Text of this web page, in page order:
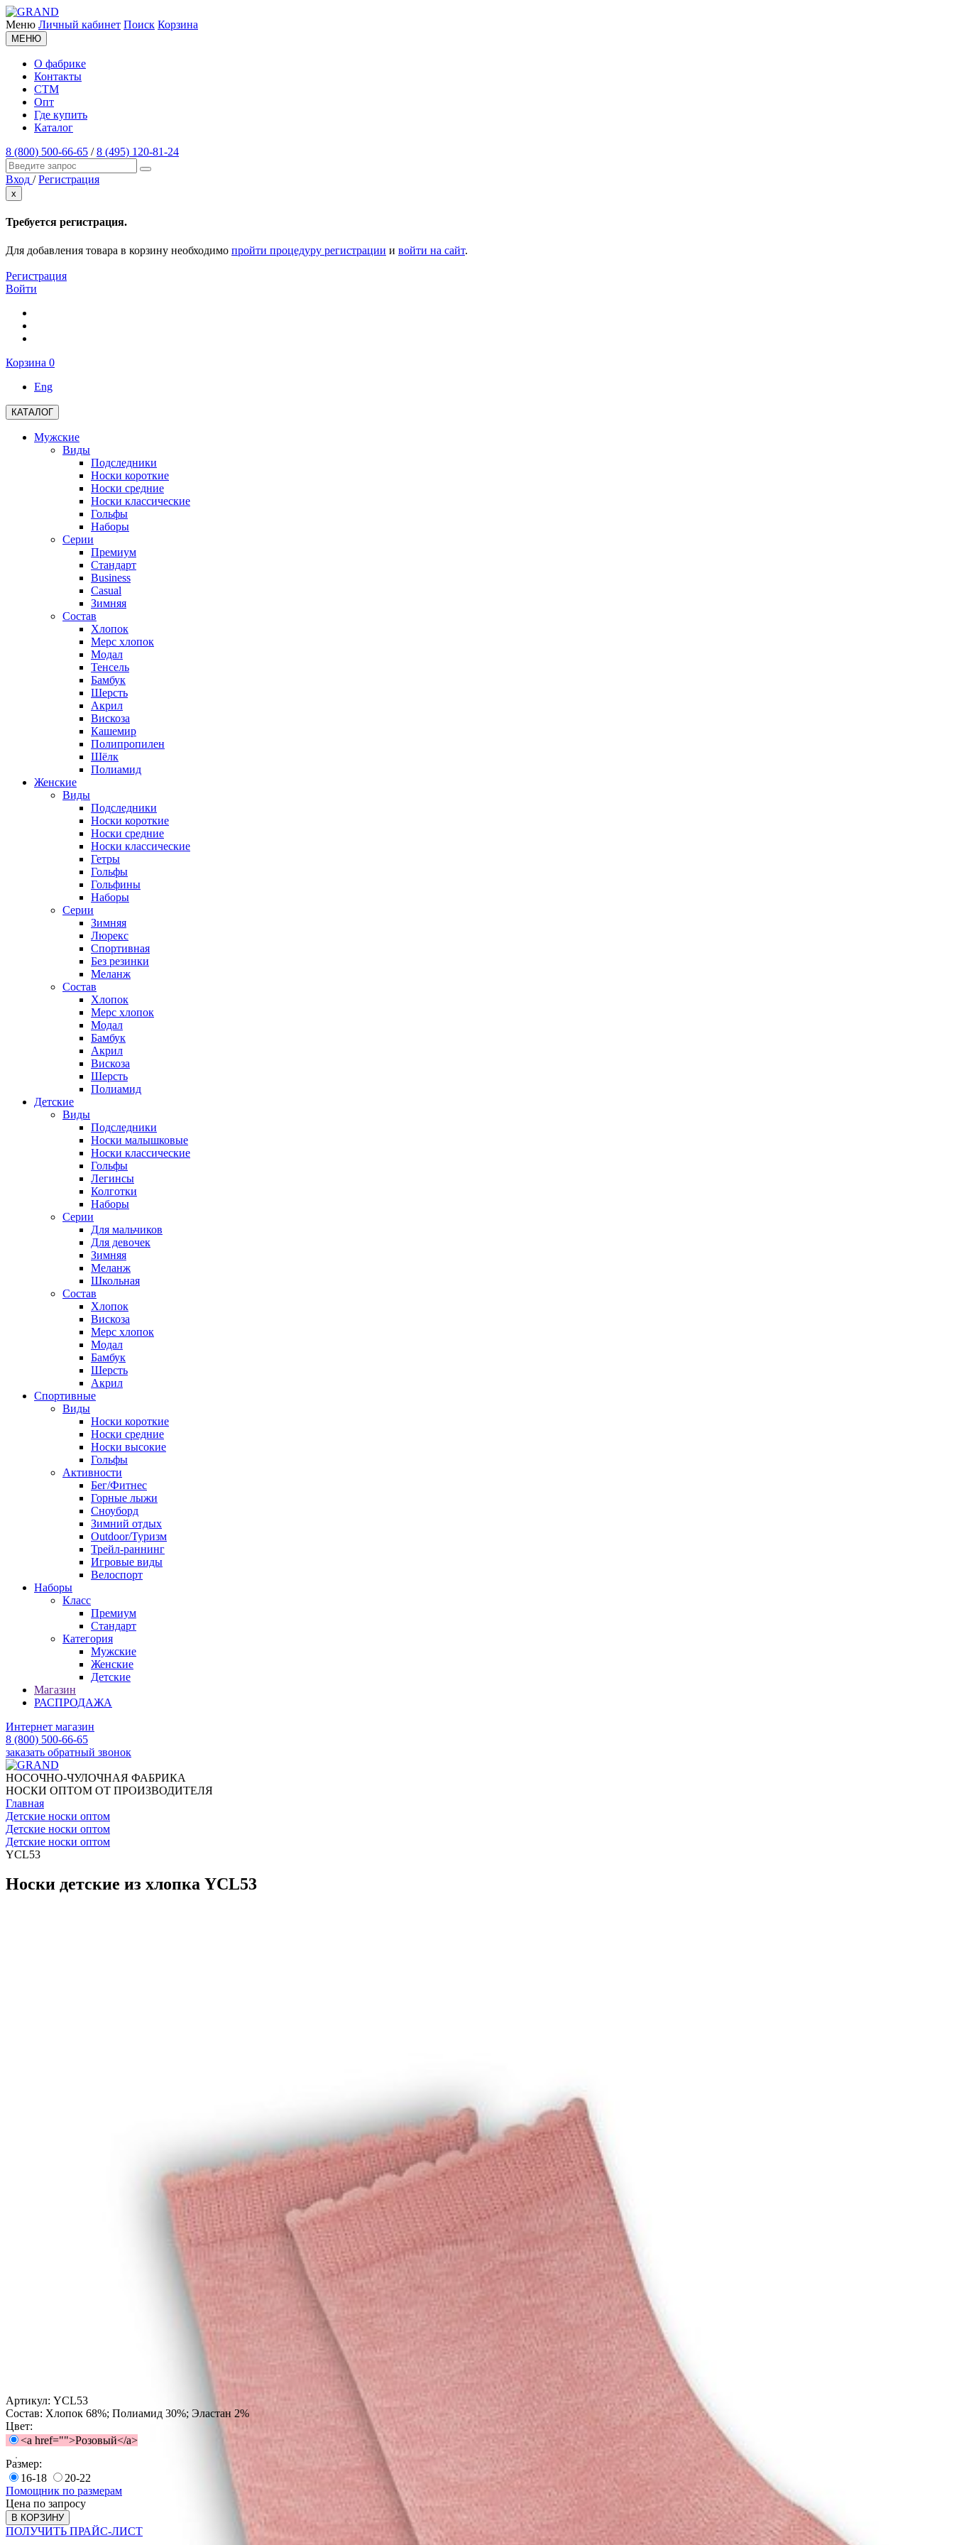
Меню Личный кабинет Поиск Корзина
МЕНЮ
О фабрике
Контакты
СТМ
Опт
Где купить
Каталог
8 (800) 500-66-65 /8 (495) 120-81-24
Вход / Регистрация
x
Требуется регистрация.
Для добавления товара в корзину необходимо пройти процедуру регистрации и войти на сайт.
Регистрация
Войти
Корзина 0
Eng
КАТАЛОГ
Мужские
Виды
Подследники
Носки короткие
Носки средние
Носки классические
Гольфы
Наборы
Серии
Премиум
Стандарт
Business
Casual
Зимняя
Состав
Хлопок
Мерс хлопок
Модал
Тенсель
Бамбук
Шерсть
Акрил
Вискоза
Кашемир
Полипропилен
Шёлк
Полиамид
Женские
Виды
Подследники
Носки короткие
Носки средние
Носки классические
Гетры
Гольфы
Гольфины
Наборы
Серии
Зимняя
Люрекс
Спортивная
Без резинки
Меланж
Состав
Хлопок
Мерс хлопок
Модал
Бамбук
Акрил
Вискоза
Шерсть
Полиамид
Детские
Виды
Подследники
Носки малышковые
Носки классические
Гольфы
Легинсы
Колготки
Наборы
Серии
Для мальчиков
Для девочек
Зимняя
Меланж
Школьная
Состав
Хлопок
Вискоза
Мерс хлопок
Модал
Бамбук
Шерсть
Акрил
Спортивные
Виды
Носки короткие
Носки средние
Носки высокие
Гольфы
Активности
Бег/Фитнес
Горные лыжи
Сноуборд
Зимний отдых
Outdoor/Туризм
Трейл-раннинг
Игровые виды
Велоспорт
Наборы
Класс
Премиум
Стандарт
Категория
Мужские
Женские
Детские
Магазин
РАСПРОДАЖА
Интернет магазин
8 (800) 500-66-65
заказать обратный звонок
НОСОЧНО-ЧУЛОЧНАЯ ФАБРИКА
НОСКИ ОПТОМ ОТ ПРОИЗВОДИТЕЛЯ
Главная
Детские носки оптом
Детские носки оптом
Детские носки оптом
YCL53
Носки детские из хлопка YCL53
Артикул: YCL53
Состав: Хлопок 68%; Полиамид 30%; Эластан 2%
Цвет:
<a href="">Розовый</a>
Размер:
16-18
20-22
Помощник по размерам
Цена по запросу
В КОРЗИНУ
ПОЛУЧИТЬ ПРАЙС-ЛИСТ